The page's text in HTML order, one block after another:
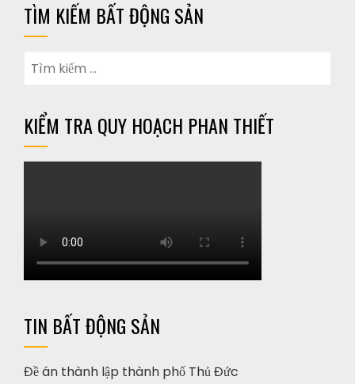
TÌM KIẾM BẤT ĐỘNG SẢN
KIỂM TRA QUY HOẠCH PHAN THIẾT
TIN BẤT ĐỘNG SẢN
Đề án thành lập thành phố Thủ Đức